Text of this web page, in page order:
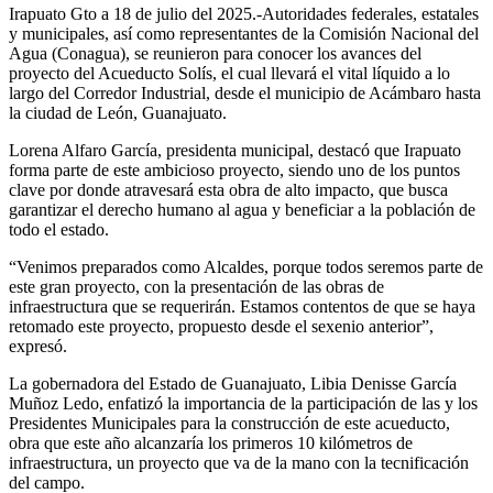
Irapuato Gto a 18 de julio del 2025.-Autoridades federales, estatales
y municipales, así como representantes de la Comisión Nacional del
Agua (Conagua), se reunieron para conocer los avances del
proyecto del Acueducto Solís, el cual llevará el vital líquido a lo
largo del Corredor Industrial, desde el municipio de Acámbaro hasta
la ciudad de León, Guanajuato.
Lorena Alfaro García, presidenta municipal, destacó que Irapuato
forma parte de este ambicioso proyecto, siendo uno de los puntos
clave por donde atravesará esta obra de alto impacto, que busca
garantizar el derecho humano al agua y beneficiar a la población de
todo el estado.
“Venimos preparados como Alcaldes, porque todos seremos parte de
este gran proyecto, con la presentación de las obras de
infraestructura que se requerirán. Estamos contentos de que se haya
retomado este proyecto, propuesto desde el sexenio anterior”,
expresó.
La gobernadora del Estado de Guanajuato, Libia Denisse García
Muñoz Ledo, enfatizó la importancia de la participación de las y los
Presidentes Municipales para la construcción de este acueducto,
obra que este año alcanzaría los primeros 10 kilómetros de
infraestructura, un proyecto que va de la mano con la tecnificación
del campo.